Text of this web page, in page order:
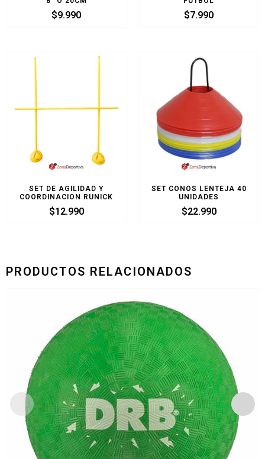
$9.990 $7.990
SET DE AGILIDAD Y
COORDINACION RUNICK
$12.990
SET CONOS LENTEJA 40
UNIDADES
$22.990
PRODUCTOS RELACIONADOS